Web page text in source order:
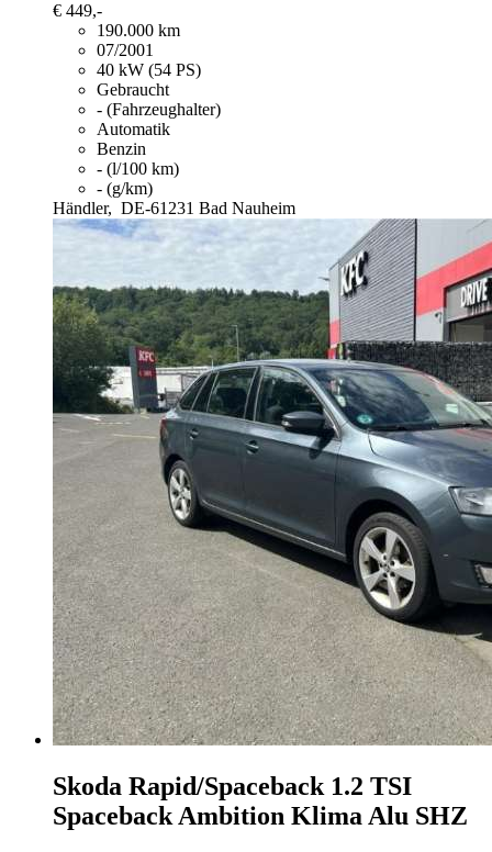
€ 449,-
190.000 km
07/2001
40 kW (54 PS)
Gebraucht
- (Fahrzeughalter)
Automatik
Benzin
- (l/100 km)
- (g/km)
Händler, DE-61231 Bad Nauheim
Skoda Rapid/Spaceback 1.2 TSI
Spaceback Ambition Klima Alu SHZ